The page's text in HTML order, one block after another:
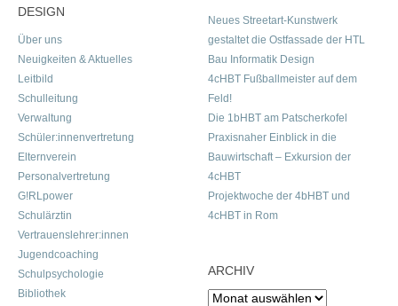
DESIGN
Über uns
Neuigkeiten & Aktuelles
Leitbild
Schulleitung
Verwaltung
Schüler:innenvertretung
Elternverein
Personalvertretung
G!RLpower
Schulärztin
Vertrauenslehrer:innen
Jugendcoaching
Schulpsychologie
Bibliothek
Neues Streetart-Kunstwerk
gestaltet die Ostfassade der HTL
Bau Informatik Design
4cHBT Fußballmeister auf dem
Feld!
Die 1bHBT am Patscherkofel
Praxisnaher Einblick in die
Bauwirtschaft – Exkursion der
4cHBT
Projektwoche der 4bHBT und
4cHBT in Rom
ARCHIV
Archiv